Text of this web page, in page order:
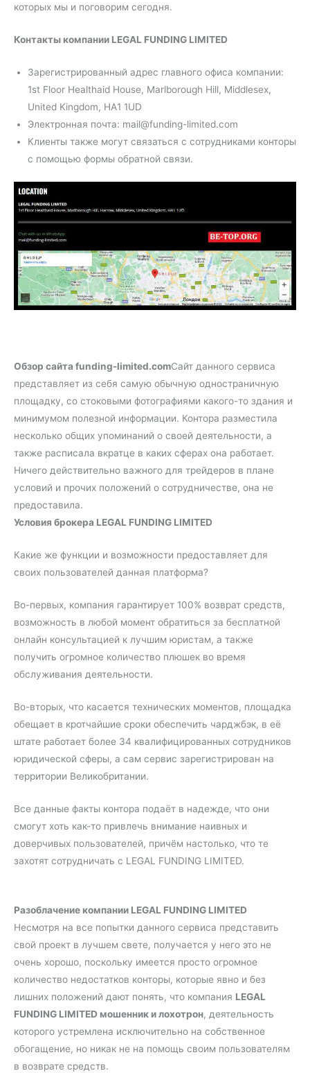
которых мы и поговорим сегодня.
Контакты компании LEGAL FUNDING LIMITED
Зарегистрированный адрес главного офиса компании:
1st Floor Healthaid House, Marlborough Hill, Middlesex,
United Kingdom, HA1 1UD
Электронная почта: mail@​funding-limited.com
Клиенты также могут связаться с сотрудниками конторы
с помощью формы обратной связи.
Обзор сайта funding-limited.comСайт данного сервиса
представляет из себя самую обычную одностраничную
площадку, со стоковыми фотографиями какого-то здания и
минимумом полезной информации. Контора разместила
несколько общих упоминаний о своей деятельности, а
также расписала вкратце в каких сферах она работает.
Ничего действительно важного для трейдеров в плане
условий и прочих положений о сотрудничестве, она не
предоставила.
Условия брокера LEGAL FUNDING LIMITED
Какие же функции и возможности предоставляет для
своих пользователей данная платформа?
Во-первых, компания гарантирует 100% возврат средств,
возможность в любой момент обратиться за бесплатной
онлайн консультацией к лучшим юристам, а также
получить огромное количество плюшек во время
обслуживания деятельности.
Во-вторых, что касается технических моментов, площадка
обещает в кротчайшие сроки обеспечить чарджбэк, в её
штате работает более 34 квалифицированных сотрудников
юридической сферы, а сам сервис зарегистрирован на
территории Великобритании.
Все данные факты контора подаёт в надежде, что они
смогут хоть как-то привлечь внимание наивных и
доверчивых пользователей, причём настолько, что те
захотят сотрудничать с LEGAL FUNDING LIMITED.
Разоблачение компании LEGAL FUNDING LIMITED
Несмотря на все попытки данного сервиса представить
свой проект в лучшем свете, получается у него это не
очень хорошо, поскольку имеется просто огромное
количество недостатков конторы, которые явно и без
лишних положений дают понять, что компания LEGAL
FUNDING LIMITED мошенник и лохотрон, деятельность
которого устремлена исключительно на собственное
обогащение, но никак не на помощь своим пользователям
в возврате средств.